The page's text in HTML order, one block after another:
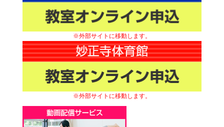
※外部サイトに移動します。
※外部サイトに移動します。